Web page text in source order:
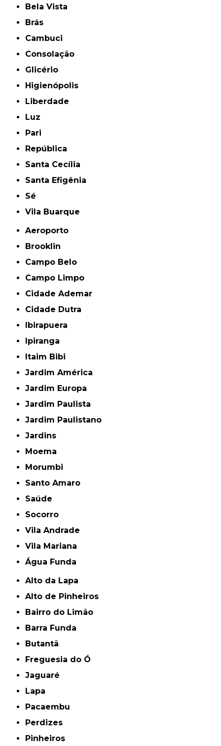
Bela Vista
Brás
Cambuci
Consolação
Glicério
Higienópolis
Liberdade
Luz
Pari
República
Santa Cecília
Santa Efigênia
Sé
Vila Buarque
Aeroporto
Brooklin
Campo Belo
Campo Limpo
Cidade Ademar
Cidade Dutra
Ibirapuera
Ipiranga
Itaim Bibi
Jardim América
Jardim Europa
Jardim Paulista
Jardim Paulistano
Jardins
Moema
Morumbi
Santo Amaro
Saúde
Socorro
Vila Andrade
Vila Mariana
Água Funda
Alto da Lapa
Alto de Pinheiros
Bairro do Limão
Barra Funda
Butantã
Freguesia do Ó
Jaguaré
Lapa
Pacaembu
Perdizes
Pinheiros